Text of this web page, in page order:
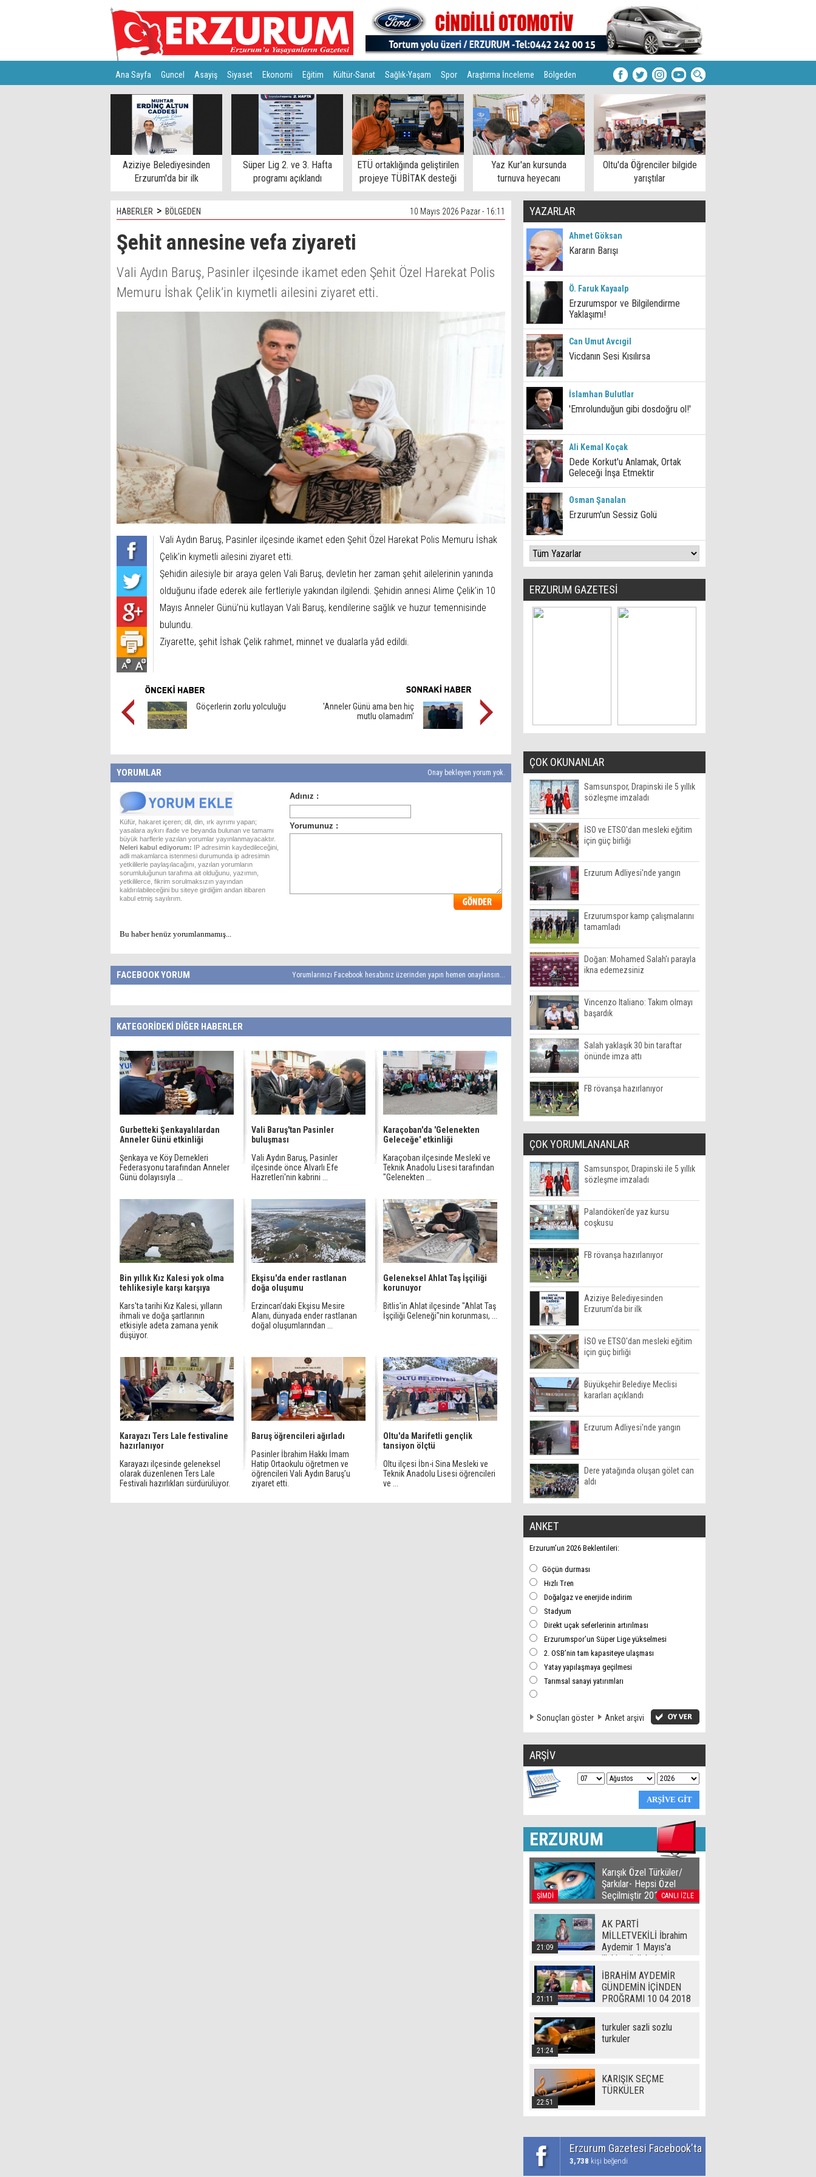
Ana Sayfa Guncel Asayiş Siyaset Ekonomi Eğitim Kültür-Sanat Sağlık-Yaşam Spor Araştırma İnceleme Bölgeden
Teknoloji
Aziziye Belediyesinden
Erzurum'da bir ilk
Süper Lig 2. ve 3. Hafta
programı açıklandı
ETÜ ortaklığında geliştirilen
projeye TÜBİTAK desteği
Yaz Kur'an kursunda
turnuva heyecanı
Oltu'da Öğrenciler bilgide
yarıştılar
HABERLER > BÖLGEDEN 10 Mayıs 2026 Pazar - 16:11
Şehit annesine vefa ziyareti
Vali Aydın Baruş, Pasinler ilçesinde ikamet eden Şehit Özel Harekat Polis
Memuru İshak Çelik’in kıymetli ailesini ziyaret etti.
Vali Aydın Baruş, Pasinler ilçesinde ikamet eden Şehit Özel Harekat Polis Memuru İshak
Çelik’in kıymetli ailesini ziyaret etti.
Şehidin ailesiyle bir araya gelen Vali Baruş, devletin her zaman şehit ailelerinin yanında
olduğunu ifade ederek aile fertleriyle yakından ilgilendi. Şehidin annesi Alime Çelik’in 10
Mayıs Anneler Günü’nü kutlayan Vali Baruş, kendilerine sağlık ve huzur temennisinde
bulundu.
Ziyarette, şehit İshak Çelik rahmet, minnet ve dualarla yâd edildi.
Göçerlerin zorlu yolculuğu
'Anneler Günü ama ben hiç
mutlu olamadım'
YORUMLAR Onay bekleyen yorum yok.
Küfür, hakaret içeren; dil, din, ırk ayrımı yapan;
yasalara aykırı ifade ve beyanda bulunan ve tamamı
büyük harflerle yazılan yorumlar yayınlanmayacaktır.
Neleri kabul ediyorum: IP adresimin kaydedileceğini,
adli makamlarca istenmesi durumunda ip adresimin
yetkililerle paylaşılacağını, yazılan yorumların
sorumluluğunun tarafıma ait olduğunu, yazımın,
yetkililerce, fikrim sorulmaksızın yayından
kaldırılabileceğini bu siteye girdiğim andan itibaren
kabul etmiş sayılırım.
Bu haber henüz yorumlanmamış...
FACEBOOK YORUM Yorumlarınızı Facebook hesabınız üzerinden yapın hemen onaylansın...
KATEGORİDEKİ DİĞER HABERLER
Gurbetteki Şenkayalılardan
Anneler Günü etkinliği
Şenkaya ve Köy Dernekleri
Federasyonu tarafından Anneler
Günü dolayısıyla ...
Vali Baruş'tan Pasinler
buluşması
Vali Aydın Baruş, Pasinler
ilçesinde önce Alvarlı Efe
Hazretleri'nin kabrini ...
Karaçoban'da 'Gelenekten
Geleceğe' etkinliği
Karaçoban ilçesinde Meslekî ve
Teknik Anadolu Lisesi tarafından
"Gelenekten ...
Bin yıllık Kız Kalesi yok olma
tehlikesiyle karşı karşıya
Kars'ta tarihi Kız Kalesi, yılların
ihmali ve doğa şartlarının
etkisiyle adeta zamana yenik
düşüyor.
Ekşisu'da ender rastlanan
doğa oluşumu
Erzincan’daki Ekşisu Mesire
Alanı, dünyada ender rastlanan
doğal oluşumlarından ...
Geleneksel Ahlat Taş İşçiliği
korunuyor
Bitlis'in Ahlat ilçesinde "Ahlat Taş
İşçiliği Geleneği"nin korunması, ...
Karayazı Ters Lale festivaline
hazırlanıyor
Karayazı ilçesinde geleneksel
olarak düzenlenen Ters Lale
Festivali hazırlıkları sürdürülüyor.
Baruş öğrencileri ağırladı
Pasinler İbrahim Hakkı İmam
Hatip Ortaokulu öğretmen ve
öğrencileri Vali Aydın Baruş’u
ziyaret etti.
Oltu'da Marifetli gençlik
tansiyon ölçtü
Oltu ilçesi İbn-i Sina Mesleki ve
Teknik Anadolu Lisesi öğrencileri
ve ...
YAZARLAR
Ahmet Göksan
Kararın Barışı
Ö. Faruk Kayaalp
Erzurumspor ve Bilgilendirme
Yaklaşımı!
Can Umut Avcıgil
Vicdanın Sesi Kısılırsa
İslamhan Bulutlar
'Emrolunduğun gibi dosdoğru ol!'
Ali Kemal Koçak
Dede Korkut'u Anlamak, Ortak
Geleceği İnşa Etmektir
Osman Şanalan
Erzurum'un Sessiz Golü
ERZURUM GAZETESİ
ÇOK OKUNANLAR
Samsunspor, Drapinski ile 5 yıllık
sözleşme imzaladı
İSO ve ETSO'dan mesleki eğitim
için güç birliği
Erzurum Adliyesi'nde yangın
Erzurumspor kamp çalışmalarını
tamamladı
Doğan: Mohamed Salah'ı parayla
ikna edemezsiniz
Vincenzo Italiano: Takım olmayı
başardık
Salah yaklaşık 30 bin taraftar
önünde imza attı
FB rövanşa hazırlanıyor
ÇOK YORUMLANANLAR
Samsunspor, Drapinski ile 5 yıllık
sözleşme imzaladı
Palandöken'de yaz kursu
coşkusu
FB rövanşa hazırlanıyor
Aziziye Belediyesinden
Erzurum'da bir ilk
İSO ve ETSO'dan mesleki eğitim
için güç birliği
Büyükşehir Belediye Meclisi
kararları açıklandı
Erzurum Adliyesi'nde yangın
Dere yatağında oluşan gölet can
aldı
ANKET
Erzurum’un 2026 Beklentileri:
Göçün durması
Hızlı Tren
Doğalgaz ve enerjide indirim
Stadyum
Direkt uçak seferlerinin artırılması
Erzurumspor’un Süper Lige yükselmesi
2. OSB’nin tam kapasiteye ulaşması
Yatay yapılaşmaya geçilmesi
Tarımsal sanayi yatırımları
Sonuçları göster Anket arşivi
ARŞİV
ERZURUM
ŞİMDİ CANLI İZLE
Karışık Özel Türküler/
Şarkılar- Hepsi Özel
Seçilmiştir 2016
21:09
AK PARTİ
MİLLETVEKİLİ İbrahim
Aydemir 1 Mayıs'a
ilişkin görüşlerini
Erzurum Gazetesi'ne
açıkladı
21:11
İBRAHİM AYDEMİR
GÜNDEMİN İÇİNDEN
PROĞRAMI 10 04 2018
21:24
turkuler sazli sozlu
turkuler
22:51
KARIŞIK SEÇME
TÜRKÜLER
Erzurum Gazetesi Facebook'ta
3,738 kişi beğendi